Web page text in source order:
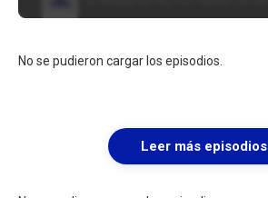
No se pudieron cargar los episodios.
Leer más episodios